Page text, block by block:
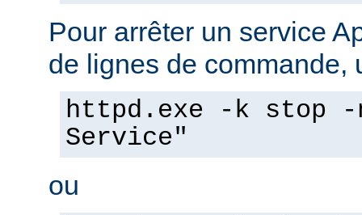
Pour arrêter un service
de lignes de commande,
httpd.exe -k stop -
Service"
ou